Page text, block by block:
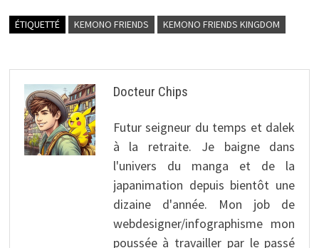
ÉTIQUETTÉ KEMONO FRIENDS KEMONO FRIENDS KINGDOM
Docteur Chips
Futur seigneur du temps et dalek
à la retraite. Je baigne dans
l'univers du manga et de la
japanimation depuis bientôt une
dizaine d'année. Mon job de
webdesigner/infographisme mon
poussée à travailler par le passé